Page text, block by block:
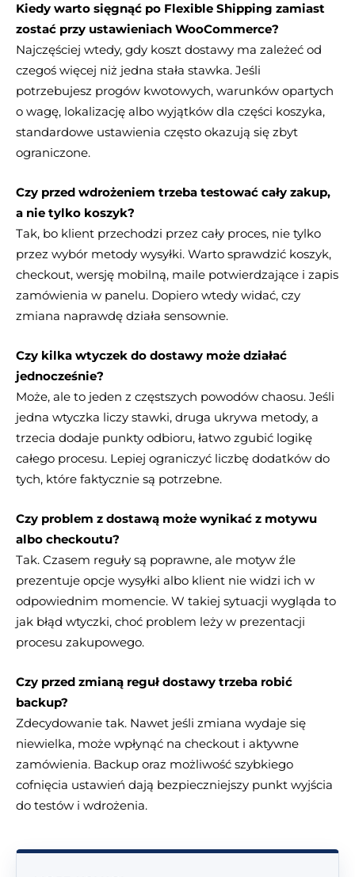
Kiedy warto sięgnąć po Flexible Shipping zamiast
zostać przy ustawieniach WooCommerce?
Najczęściej wtedy, gdy koszt dostawy ma zależeć od
czegoś więcej niż jedna stała stawka. Jeśli
potrzebujesz progów kwotowych, warunków opartych
o wagę, lokalizację albo wyjątków dla części koszyka,
standardowe ustawienia często okazują się zbyt
ograniczone.
Czy przed wdrożeniem trzeba testować cały zakup,
a nie tylko koszyk?
Tak, bo klient przechodzi przez cały proces, nie tylko
przez wybór metody wysyłki. Warto sprawdzić koszyk,
checkout, wersję mobilną, maile potwierdzające i zapis
zamówienia w panelu. Dopiero wtedy widać, czy
zmiana naprawdę działa sensownie.
Czy kilka wtyczek do dostawy może działać
jednocześnie?
Może, ale to jeden z częstszych powodów chaosu. Jeśli
jedna wtyczka liczy stawki, druga ukrywa metody, a
trzecia dodaje punkty odbioru, łatwo zgubić logikę
całego procesu. Lepiej ograniczyć liczbę dodatków do
tych, które faktycznie są potrzebne.
Czy problem z dostawą może wynikać z motywu
albo checkoutu?
Tak. Czasem reguły są poprawne, ale motyw źle
prezentuje opcje wysyłki albo klient nie widzi ich w
odpowiednim momencie. W takiej sytuacji wygląda to
jak błąd wtyczki, choć problem leży w prezentacji
procesu zakupowego.
Czy przed zmianą reguł dostawy trzeba robić
backup?
Zdecydowanie tak. Nawet jeśli zmiana wydaje się
niewielka, może wpłynąć na checkout i aktywne
zamówienia. Backup oraz możliwość szybkiego
cofnięcia ustawień dają bezpieczniejszy punkt wyjścia
do testów i wdrożenia.